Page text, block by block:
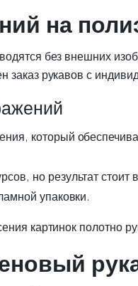
на
без внешних
заказ рукавов с
который
но результат
упаковки.
картинок полотно